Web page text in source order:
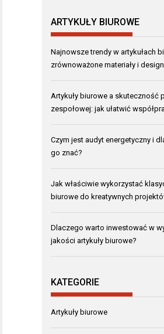
ARTYKUŁY BIUROWE
Najnowsze trendy w artykułach
zrównoważone materiały i design
Artykuły biurowe a skuteczność
zespołowej: jak ułatwić
Czym jest audyt energetyczny i
go znać?
Jak właściwie wykorzystać
biurowe do kreatywnych
Dlaczego warto inwestować w
jakości artykuły biurowe?
KATEGORIE
Artykuły biurowe